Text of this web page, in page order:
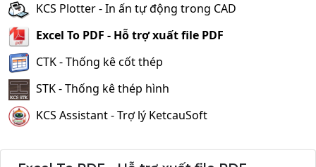
KCS Plotter - In ấn tự động trong CAD
Excel To PDF - Hỗ trợ xuất file PDF
CTK - Thống kê cốt thép
STK - Thống kê thép hình
KCS Assistant - Trợ lý KetcauSoft